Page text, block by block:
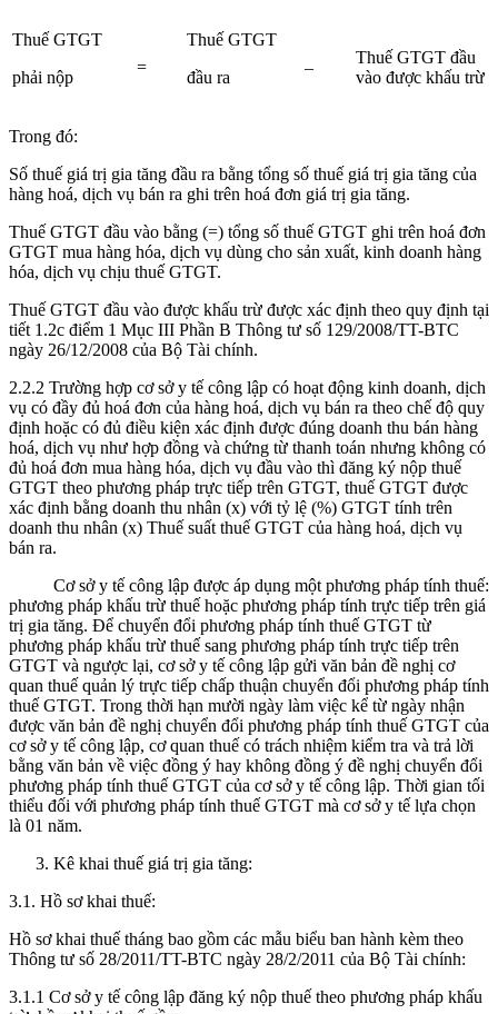
Thuế GTGT
phải nộp
=
Thuế GTGT
đầu ra
–
Thuế GTGT đầu
vào được khấu trừ
Trong đó:
Số thuế giá trị gia tăng đầu ra bằng tổng số thuế giá trị gia tăng của
hàng hoá, dịch vụ bán ra ghi trên hoá đơn giá trị gia tăng.
Thuế GTGT đầu vào bằng (=) tổng số thuế GTGT ghi trên hoá đơn
GTGT mua hàng hóa, dịch vụ dùng cho sản xuất, kinh doanh hàng
hóa, dịch vụ chịu thuế GTGT.
Thuế GTGT đầu vào được khấu trừ được xác định theo quy định tại
tiết 1.2c điểm 1 Mục III Phần B Thông tư số 129/2008/TT-BTC
ngày 26/12/2008 của Bộ Tài chính.
2.2.2 Trường hợp cơ sở y tế công lập có hoạt động kinh doanh, dịch
vụ có đầy đủ hoá đơn của hàng hoá, dịch vụ bán ra theo chế độ quy
định hoặc có đủ điều kiện xác định được đúng doanh thu bán hàng
hoá, dịch vụ như hợp đồng và chứng từ thanh toán nhưng không có
đủ hoá đơn mua hàng hóa, dịch vụ đầu vào thì đăng ký nộp thuế
GTGT theo phương pháp trực tiếp trên GTGT, thuế GTGT được
xác định bằng doanh thu nhân (x) với tỷ lệ (%) GTGT tính trên
doanh thu nhân (x) Thuế suất thuế GTGT của hàng hoá, dịch vụ
bán ra.
Cơ sở y tế công lập được áp dụng một phương pháp tính thuế:
phương pháp khấu trừ thuế hoặc phương pháp tính trực tiếp trên giá
trị gia tăng. Để chuyển đổi phương pháp tính thuế GTGT từ
phương pháp khấu trừ thuế sang phương pháp tính trực tiếp trên
GTGT và ngược lại, cơ sở y tế công lập gửi văn bản đề nghị cơ
quan thuế quản lý trực tiếp chấp thuận chuyển đổi phương pháp tính
thuế GTGT. Trong thời hạn mười ngày làm việc kể từ ngày nhận
được văn bản đề nghị chuyển đổi phương pháp tính thuế GTGT của
cơ sở y tế công lập, cơ quan thuế có trách nhiệm kiểm tra và trả lời
bằng văn bản về việc đồng ý hay không đồng ý đề nghị chuyển đổi
phương pháp tính thuế GTGT của cơ sở y tế công lập. Thời gian tối
thiểu đối với phương pháp tính thuế GTGT mà cơ sở y tế lựa chọn
là 01 năm.
Kê khai thuế giá trị gia tăng:
3.1. Hồ sơ khai thuế:
Hồ sơ khai thuế tháng bao gồm các mẫu biểu ban hành kèm theo
Thông tư số 28/2011/TT-BTC ngày 28/2/2011 của Bộ Tài chính:
3.1.1 Cơ sở y tế công lập đăng ký nộp thuế theo phương pháp khấu